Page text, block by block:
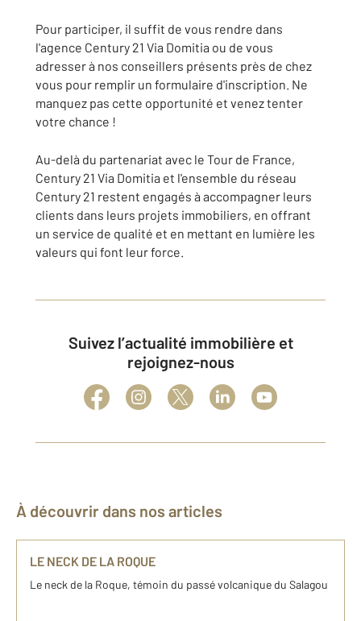
Pour participer, il suffit de vous rendre dans
l'agence Century 21 Via Domitia ou de vous
adresser à nos conseillers présents près de chez
vous pour remplir un formulaire d'inscription. Ne
manquez pas cette opportunité et venez tenter
votre chance !
Au-delà du partenariat avec le Tour de France,
Century 21 Via Domitia et l'ensemble du réseau
Century 21 restent engagés à accompagner leurs
clients dans leurs projets immobiliers, en offrant
un service de qualité et en mettant en lumière les
valeurs qui font leur force.
Suivez l’actualité immobilière et
rejoignez-nous
À découvrir dans nos articles
LE NECK DE LA ROQUE
Le neck de la Roque, témoin du passé volcanique du Salagou